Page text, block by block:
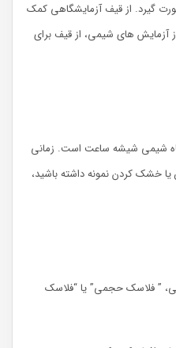
گیرد. از قیف آزمایشگاهی کمک
آزمایش های شیمی، از قیف برای
شیمی شیشه ساعت است. زمانی
یا خشک کردن نمونه داشته باشید،
” فلاسک حجمی” یا “فلاسک